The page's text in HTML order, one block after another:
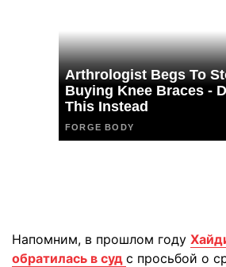
Напомним, в прошлом году
обратилась в суд с просьбой о